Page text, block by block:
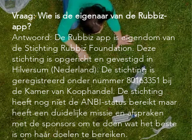
Vraag: Wie is de eigenaar van de Rubbiz-
app?
Antwoord: De Rubbiz app is eigendom van
de Stichting Rubbiz Foundation. Deze
stichting is opgericht en gevestigd in
Hilversum (Nederland). De stichting is
geregistreerd onder nummer80163351 bij
de Kamer van Koophandel. De stichting
heeft nog niet de ANBI-status bereikt maar
heeft een duidelijke missie en afspraken
met de sponsors om te doen wat het beste
is om haar doelen te bereiken.